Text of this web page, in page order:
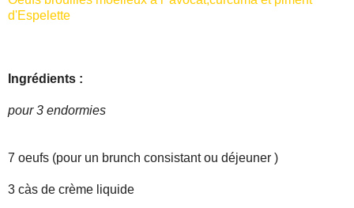
d'Espelette
Ingrédients :
pour 3 endormies
7 oeufs (pour un brunch consistant ou déjeuner )
3 càs de crème liquide